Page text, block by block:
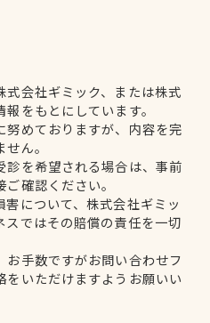
会社ギミック、または株式
をもとにしています。
努めておりますが、内容を完
ん。
診を希望される場合は、事前
確認ください。
について、株式会社ギミッ
ではその賠償の責任を一切
手数ですがお問い合わせフ
をいただけますようお願いい